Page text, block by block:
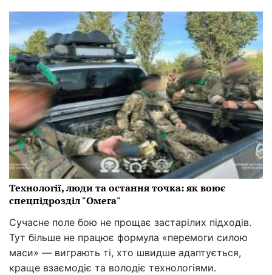
Технології, люди та остання точка: як воює
спецпідрозділ "Омега"
Сучасне поле бою не прощає застарілих підходів.
Тут більше не працює формула «перемоги силою
маси» — виграють ті, хто швидше адаптується,
краще взаємодіє та володіє технологіями.